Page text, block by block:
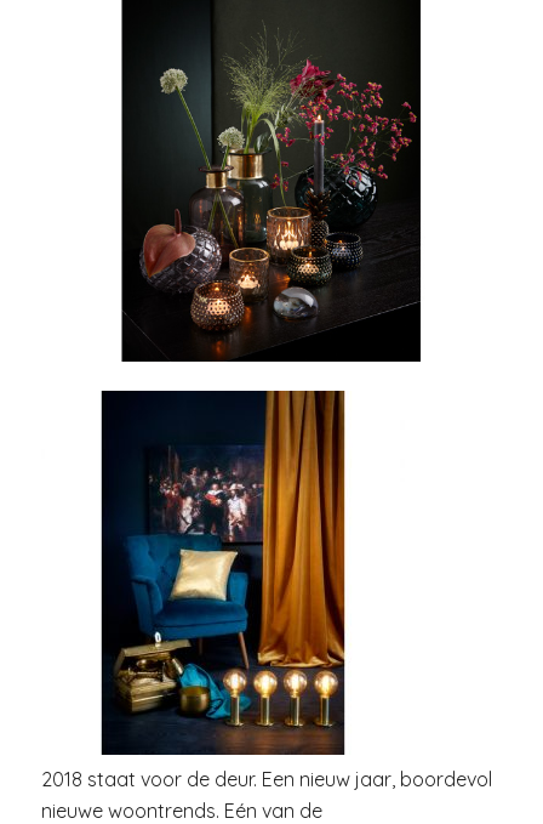
2018 staat voor de deur. Een nieuw jaar, boordevol
nieuwe woontrends. Eén van de